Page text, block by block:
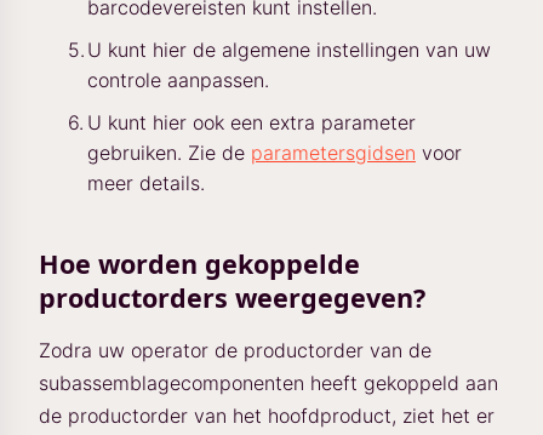
barcodevereisten kunt instellen.
U kunt hier de algemene instellingen van uw
controle aanpassen.
U kunt hier ook een extra parameter
gebruiken. Zie de parametersgidsen voor
meer details.
Hoe worden gekoppelde
productorders weergegeven?
Zodra uw operator de productorder van de
subassemblagecomponenten heeft gekoppeld aan
de productorder van het hoofdproduct, ziet het er